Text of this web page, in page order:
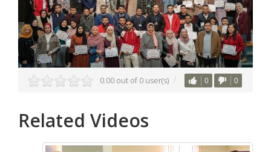
0.00 out of 0 user(s) 0 0
Related Videos